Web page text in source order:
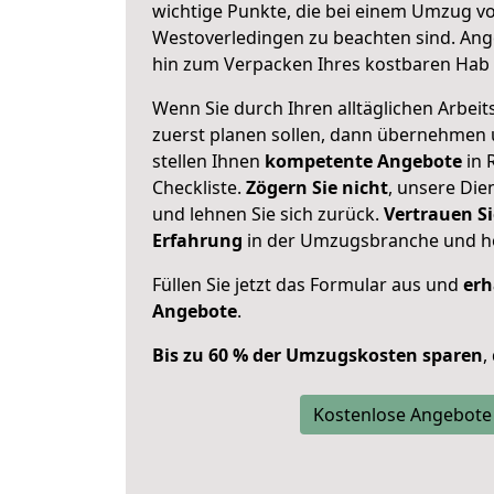
wichtige Punkte, die bei einem Umzug
Westoverledingen zu beachten sind.
hin zum Verpacken Ihres kostbaren Hab
Wenn Sie durch Ihren alltäglichen
zuerst planen sollen, dann
stellen Ihnen kompetente Angebote in
Checkliste. Zögern Sie nicht, unsere
und lehnen Sie sich zurück. Vertrauen
Erfahrung in der Umzugsbranche und
Füllen Sie jetzt das Formular aus und
Angebote.
Bis zu 60 % der Umzugskosten sparen,
Kostenlose